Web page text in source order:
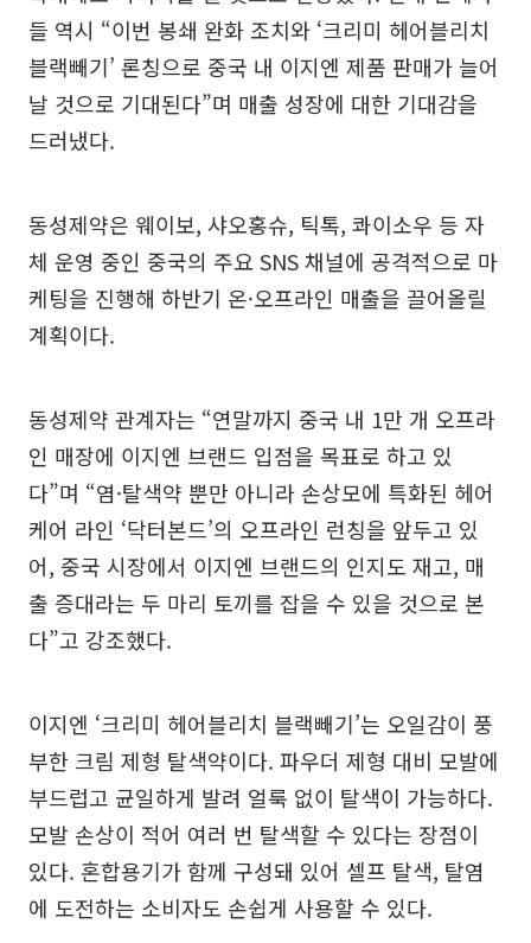
들 역시 “이번 봉쇄 완화 조치와 ‘크리미 헤어블리치
블랙빼기’ 론칭으로 중국 내 이지엔 제품 판매가 늘어
날 것으로 기대된다”며 매출 성장에 대한 기대감을
드러냈다.
동성제약은 웨이보, 샤오홍슈, 틱톡, 콰이소우 등 자
체 운영 중인 중국의 주요 SNS 채널에 공격적으로 마
케팅을 진행해 하반기 온·오프라인 매출을 끌어올릴
계획이다.
동성제약 관계자는 “연말까지 중국 내 1만 개 오프라
인 매장에 이지엔 브랜드 입점을 목표로 하고 있
다”며 “염·탈색약 뿐만 아니라 손상모에 특화된 헤어
케어 라인 ‘닥터본드’의 오프라인 런칭을 앞두고 있
어, 중국 시장에서 이지엔 브랜드의 인지도 재고, 매
출 증대라는 두 마리 토끼를 잡을 수 있을 것으로 본
다”고 강조했다.
이지엔 ‘크리미 헤어블리치 블랙빼기’는 오일감이 풍
부한 크림 제형 탈색약이다. 파우더 제형 대비 모발에
부드럽고 균일하게 발려 얼룩 없이 탈색이 가능하다.
모발 손상이 적어 여러 번 탈색할 수 있다는 장점이
있다. 혼합용기가 함께 구성돼 있어 셀프 탈색, 탈염
에 도전하는 소비자도 손쉽게 사용할 수 있다.